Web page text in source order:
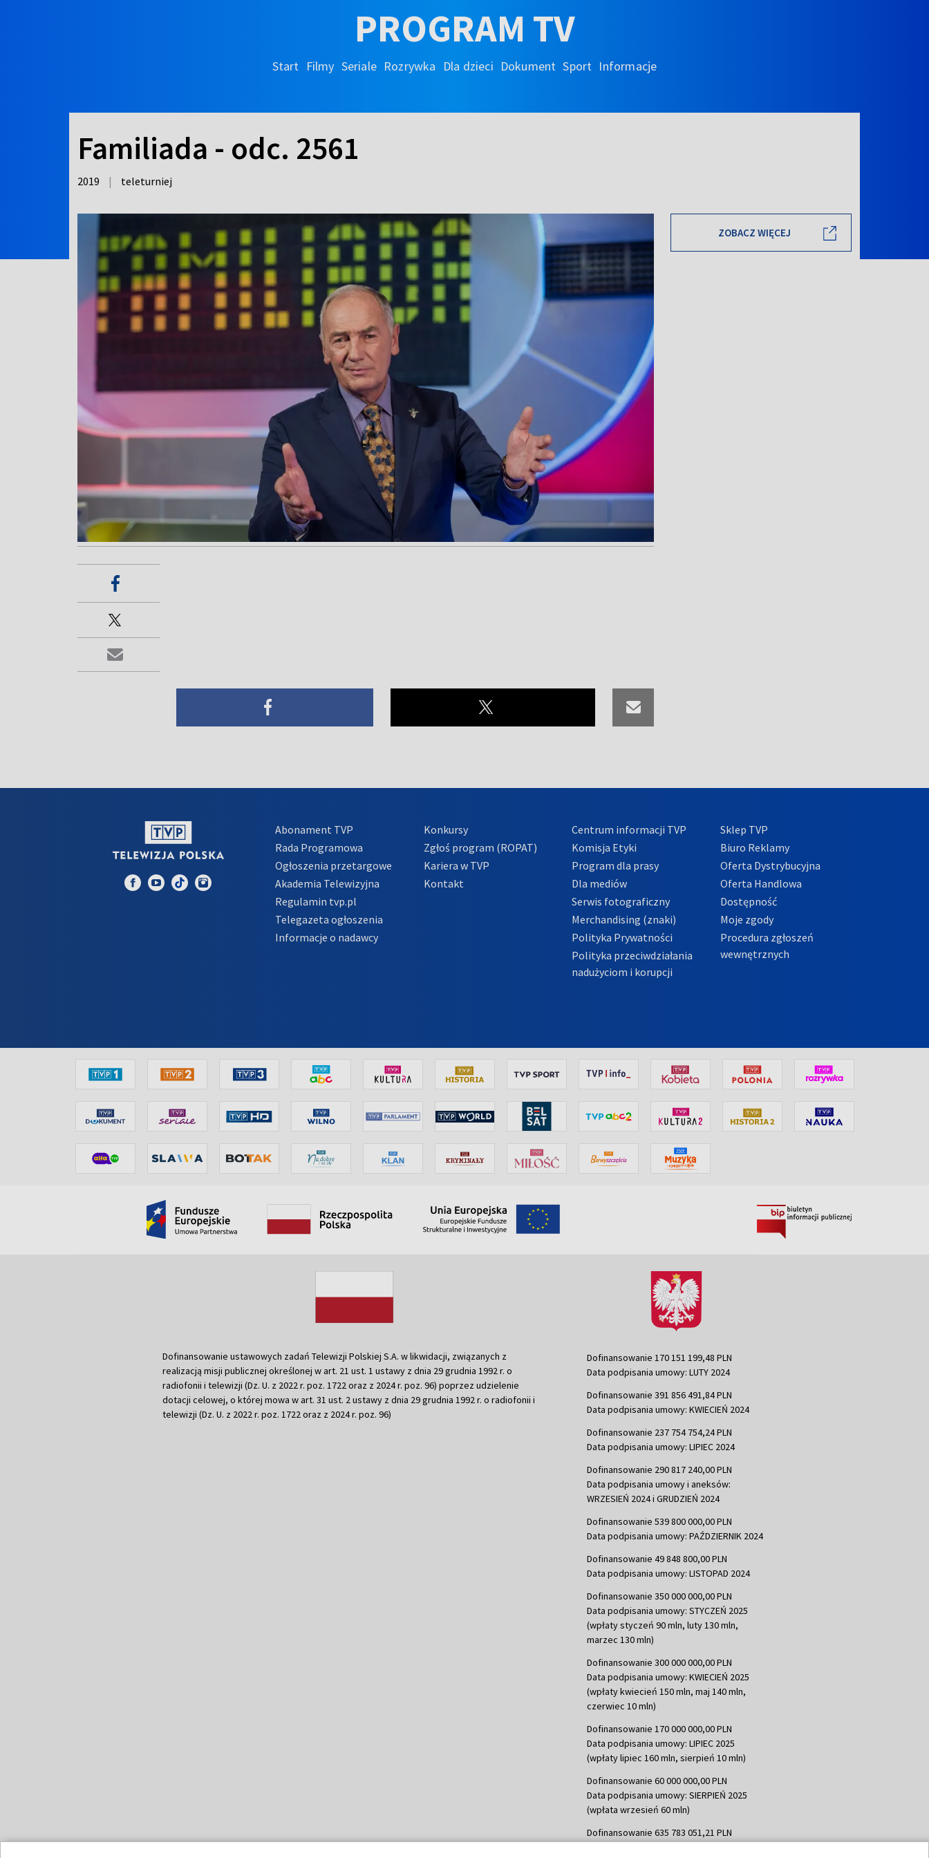
PROGRAM TV
Start Filmy Seriale Rozrywka Dla dzieci Dokument Sport Informacje
Familiada - odc. 2561
2019 | teleturniej
ZOBACZ WIĘCEJ
Abonament TVP
Rada Programowa
Ogłoszenia przetargowe
Akademia Telewizyjna
Regulamin tvp.pl
Telegazeta ogłoszenia
Informacje o nadawcy
Konkursy
Zgłoś program (ROPAT)
Kariera w TVP
Kontakt
Centrum informacji TVP
Komisja Etyki
Program dla prasy
Dla mediów
Serwis fotograficzny
Merchandising (znaki)
Polityka Prywatności
Polityka przeciwdziałania
nadużyciom i korupcji
Sklep TVP
Biuro Reklamy
Oferta Dystrybucyjna
Oferta Handlowa
Dostępność
Moje zgody
Procedura zgłoszeń
wewnętrznych
Dofinansowanie ustawowych zadań Telewizji Polskiej S.A. w likwidacji, związanych z
realizacją misji publicznej określonej w art. 21 ust. 1 ustawy z dnia 29 grudnia 1992 r. o
radiofonii i telewizji (Dz. U. z 2022 r. poz. 1722 oraz z 2024 r. poz. 96) poprzez udzielenie
dotacji celowej, o której mowa w art. 31 ust. 2 ustawy z dnia 29 grudnia 1992 r. o radiofonii i
telewizji (Dz. U. z 2022 r. poz. 1722 oraz z 2024 r. poz. 96)
Dofinansowanie 170 151 199,48 PLN
Data podpisania umowy: LUTY 2024
Dofinansowanie 391 856 491,84 PLN
Data podpisania umowy: KWIECIEŃ 2024
Dofinansowanie 237 754 754,24 PLN
Data podpisania umowy: LIPIEC 2024
Dofinansowanie 290 817 240,00 PLN
Data podpisania umowy i aneksów:
WRZESIEŃ 2024 i GRUDZIEŃ 2024
Dofinansowanie 539 800 000,00 PLN
Data podpisania umowy: PAŹDZIERNIK 2024
Dofinansowanie 49 848 800,00 PLN
Data podpisania umowy: LISTOPAD 2024
Dofinansowanie 350 000 000,00 PLN
Data podpisania umowy: STYCZEŃ 2025
(wpłaty styczeń 90 mln, luty 130 mln,
marzec 130 mln)
Dofinansowanie 300 000 000,00 PLN
Data podpisania umowy: KWIECIEŃ 2025
(wpłaty kwiecień 150 mln, maj 140 mln,
czerwiec 10 mln)
Dofinansowanie 170 000 000,00 PLN
Data podpisania umowy: LIPIEC 2025
(wpłaty lipiec 160 mln, sierpień 10 mln)
Dofinansowanie 60 000 000,00 PLN
Data podpisania umowy: SIERPIEŃ 2025
(wpłata wrzesień 60 mln)
Dofinansowanie 635 783 051,21 PLN